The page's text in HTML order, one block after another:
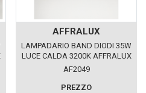
AFFRALUX
LAMPADARIO BAND DIODI 35W
LUCE CALDA 3200K AFFRALUX
BIANCO MEDIO
AF2049
PREZZO